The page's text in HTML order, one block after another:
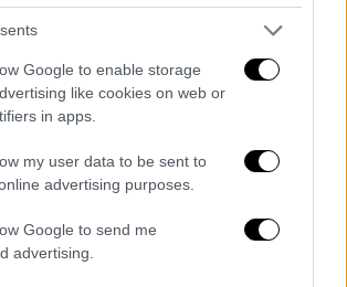
Google to enable storage
like cookies on web or
in apps.
my user data to be sent to
advertising purposes.
Google to send me
advertising.